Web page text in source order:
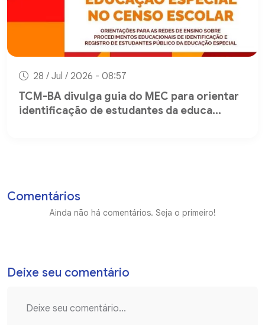
28 / Jul / 2026 - 08:57
TCM-BA divulga guia do MEC para orientar
identificação de estudantes da educa...
Comentários
Ainda não há comentários. Seja o primeiro!
Deixe seu comentário